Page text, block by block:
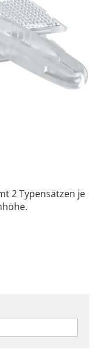
2 Typensätzen je